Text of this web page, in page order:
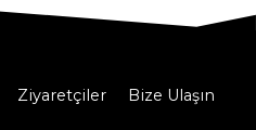
Ziyaretçiler Bize Ulaşın